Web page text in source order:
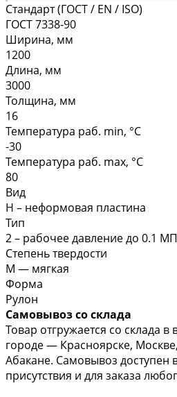
Стандарт (ГОСТ / EN / ISO)
ГОСТ 7338-90
Ширина, мм
1200
Длина, мм
3000
Толщина, мм
16
Температура раб. min, °C
-30
Температура раб. max, °C
80
Вид
Н – неформовая пластина
Тип
2 – рабочее давление до 0.1
Степень твердости
М — мягкая
Форма
Рулон
Самовывоз со склада
Товар отгружается со склада
городе — Красноярске,
Абакане. Самовывоз доступен
присутствия и для заказа